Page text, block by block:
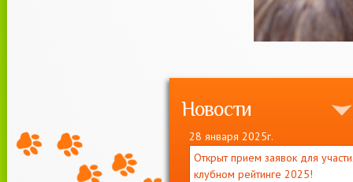
Новости
28 января 2025г.
Открыт прием заявок для
клубном рейтинге 2025!